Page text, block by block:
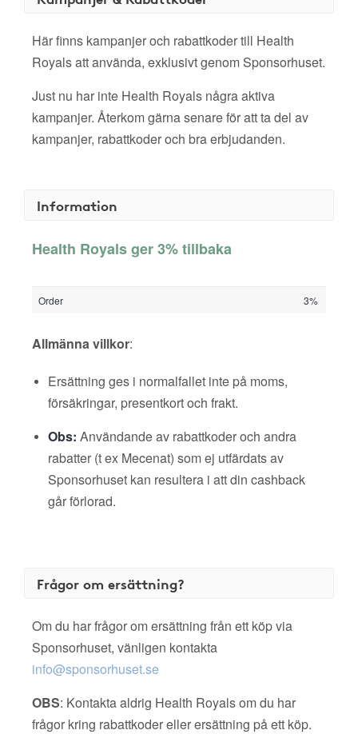
Här finns kampanjer och rabattkoder till Health
Royals att använda, exklusivt genom Sponsorhuset.
Just nu har inte Health Royals några aktiva
kampanjer. Återkom gärna senare för att ta del av
kampanjer, rabattkoder och bra erbjudanden.
Information
Health Royals ger 3% tillbaka
Order 3%
Allmänna villkor:
Ersättning ges i normalfallet inte på moms,
försäkringar, presentkort och frakt.
Obs: Användande av rabattkoder och andra
rabatter (t ex Mecenat) som ej utfärdats av
Sponsorhuset kan resultera i att din cashback
går förlorad.
Frågor om ersättning?
Om du har frågor om ersättning från ett köp via
Sponsorhuset, vänligen kontakta
info@sponsorhuset.se
OBS: Kontakta aldrig Health Royals om du har
frågor kring rabattkoder eller ersättning på ett köp.